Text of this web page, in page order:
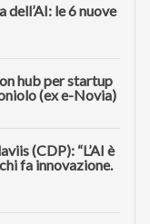
dell’AI: le 6 nuove
hub per startup
(ex e-Novia)
(CDP): “L’AI è
fa innovazione.